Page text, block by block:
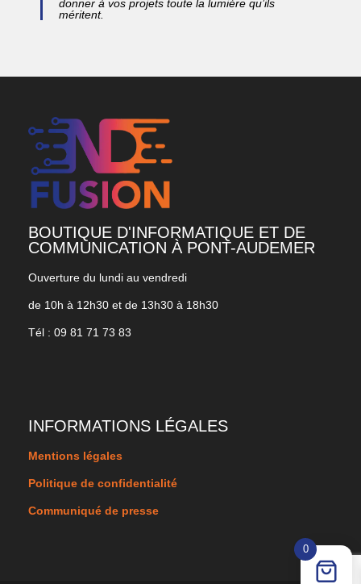
donner à vos projets toute la lumière qu’ils
méritent.
BOUTIQUE D'INFORMATIQUE ET DE
COMMUNICATION À PONT-AUDEMER
Ouverture du lundi au vendredi
de 10h à 12h30 et de 13h30 à 18h30
Tél : 09 81 71 73 83
INFORMATIONS LÉGALES
Mentions légales
Politique de confidentialité
Communiqué de presse
0